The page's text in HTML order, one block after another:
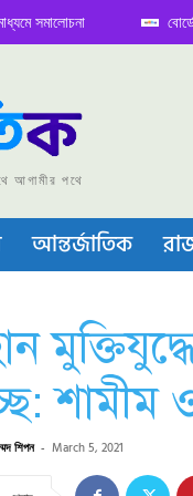
বোর্ডের
জানান দিচ্ছে চীন
আগামীর পথে
আন্তর্জাতিক
শামীম
শিপন - March 5, 2021